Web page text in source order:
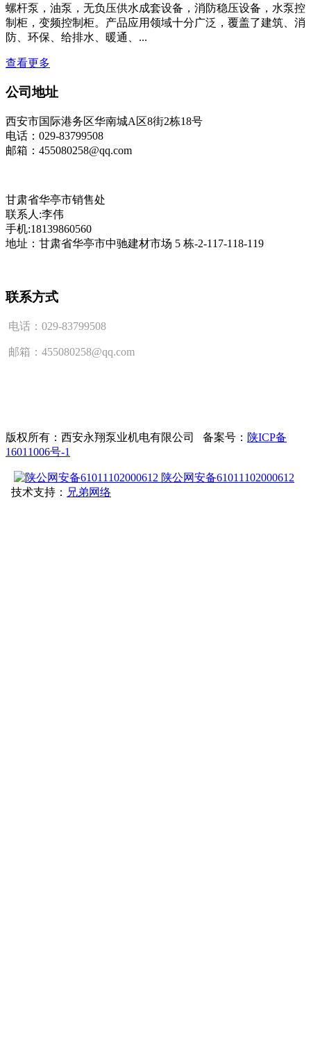
螺杆泵，油泵，无负压供水成套设备，消防稳压设备，水泵控
制柜，变频控制柜。产品应用领域十分广泛，覆盖了建筑、消
防、环保、给排水、暖通、...
查看更多
公司地址
西安市国际港务区华南城A区8街2栋18号
电话：029-83799508
邮箱：455080258@qq.com
甘肃省华亭市销售处
联系人:李伟
手机:18139860560
地址：甘肃省华亭市中驰建材市场 5 栋-2-117-118-119
联系方式
电话：029-83799508
邮箱：455080258@qq.com
版权所有：西安永翔泵业机电有限公司 备案号： 陕ICP备
16011006号-1
陕公网安备61011102000612
技术支持： 兄弟网络